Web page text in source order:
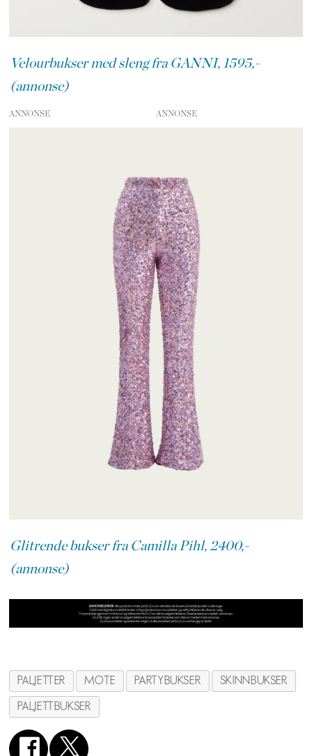
Velourbukser med sleng fra GANNI, 1595,-
(annonse)
ANNONSE
Glitrende bukser fra Camilla Pihl, 2400,-
(annonse)
PALJETTER MOTE PARTYBUKSER
SKINNBUKSER
PALJETTBUKSER